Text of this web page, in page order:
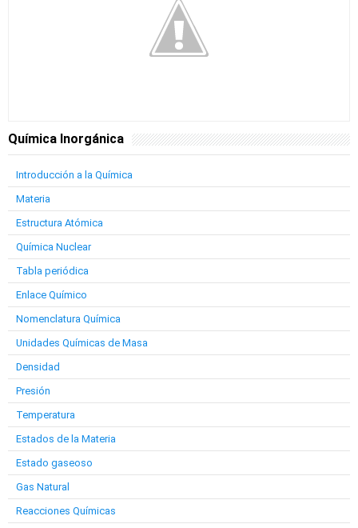
Química Inorgánica
Introducción a la Química
Materia
Estructura Atómica
Química Nuclear
Tabla periódica
Enlace Químico
Nomenclatura Química
Unidades Químicas de Masa
Densidad
Presión
Temperatura
Estados de la Materia
Estado gaseoso
Gas Natural
Reacciones Químicas